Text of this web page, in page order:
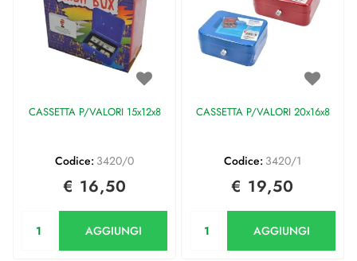
CASSETTA P/VALORI 15x12x8
Codice: 3420/0
€ 16,50
AGGIUNGI
CASSETTA P/VALORI 20x16x8
Codice: 3420/1
€ 19,50
AGGIUNGI